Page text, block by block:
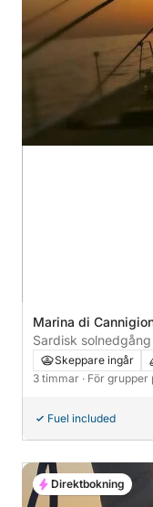
Marina di
Sardisk
på TANO
Skeppare ingår
3 timmar · För
Fuel included
Direktbokning